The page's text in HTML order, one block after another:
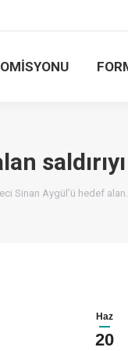
Sinan Aygül’ü hedef
Haz
20